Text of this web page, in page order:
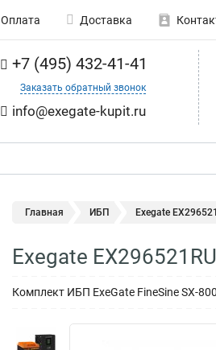
Оплата Доставка
+7 (495) 432-41-41
Заказать обратный звонок
info@exegate-kupit.ru
Главная ИБП Exegate
Exegate
Комплект ИБП ExeGate FineSine SX-